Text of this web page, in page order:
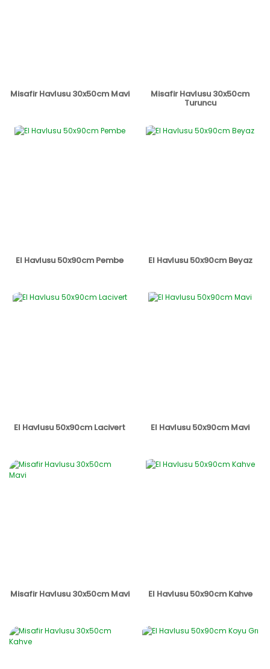
Misafir Havlusu 30x50cm Mavi Misafir Havlusu 30x50cm
Turuncu
El Havlusu 50x90cm Pembe El Havlusu 50x90cm Beyaz
El Havlusu 50x90cm Lacivert El Havlusu 50x90cm Mavi
Misafir Havlusu 30x50cm Mavi El Havlusu 50x90cm Kahve